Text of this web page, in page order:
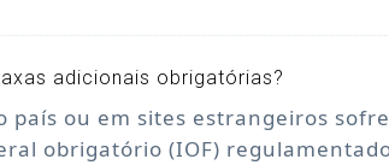
adicionais obrigatórias?
país ou em sites estrangeiros
obrigatório (IOF)